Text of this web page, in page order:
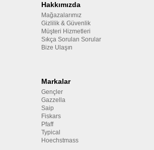
Hakkımızda
Mağazalarımız
Gizlilik & Güvenlik
Müşteri Hizmetleri
Sıkça Sorulan Sorular
Bize Ulaşın
Markalar
Gençler
Gazzella
Saip
Fiskars
Pfaff
Typical
Hoechstmass